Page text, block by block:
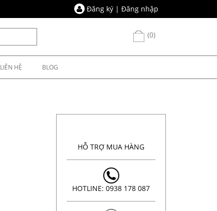
Đăng ký | Đăng nhập
(0)
LIÊN HỆ BLOG
HỖ TRỢ MUA HÀNG
HOTLINE: 0938 178 087